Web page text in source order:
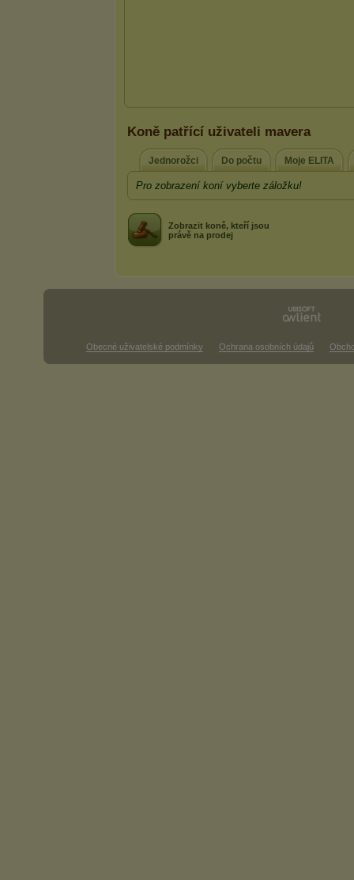
Koně patřící uživateli mavera
Jednorožci Do počtu Moje ELITA
Pro zobrazení koní vyberte záložku!
Zobrazit koně, kteří jsou
právě na prodej
Obecné uživatelské podmínky Ochrana osobních údajů